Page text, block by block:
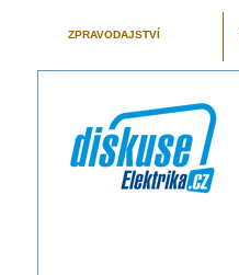
ZPRAVODAJSTVÍ